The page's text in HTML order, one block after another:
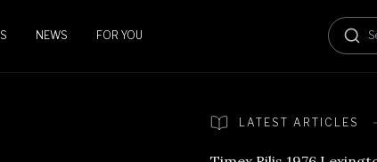
NEWS FOR YOU
LATEST ARTICLES